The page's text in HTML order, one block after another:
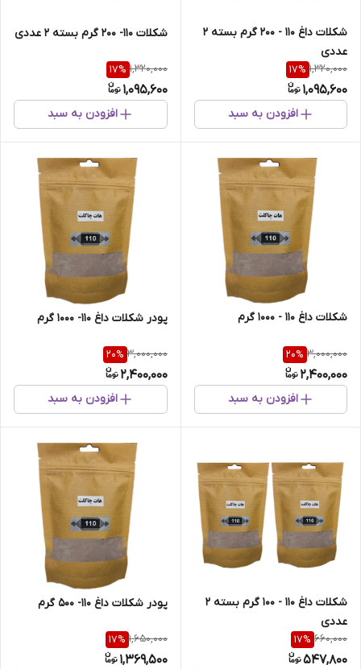
شکلات داغ 110 - 200 گرم بسته 2
عددی
1,320,000
17%
1,095,600
افزودن به سبد
شکلات 110- 200 گرم بسته 2 عددی
1,320,000
17%
1,095,600
افزودن به سبد
شکلات داغ 110 - 1000 گرم
3,000,000
20%
2,400,000
افزودن به سبد
پودر شکلات داغ 110- 1000 گرم
3,000,000
20%
2,400,000
افزودن به سبد
شکلات داغ 110 - 100 گرم بسته 2
عددی
660,000
17%
547,800
پودر شکلات داغ 110- 500 گرم
1,650,000
17%
1,369,500